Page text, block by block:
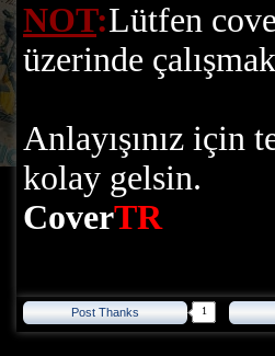
NOT:Lütfen
üzerinde
Anlayışınız için
kolay gelsin.
CoverTR
Post Thanks 1